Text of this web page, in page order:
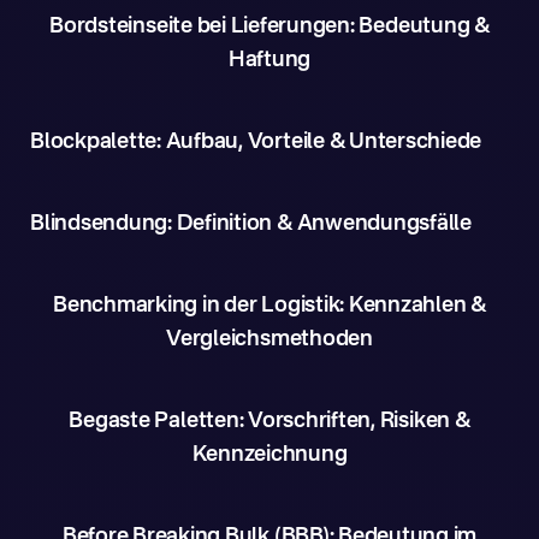
Bordsteinseite bei Lieferungen: Bedeutung &
Haftung
Blockpalette: Aufbau, Vorteile & Unterschiede
Blindsendung: Definition & Anwendungsfälle
Benchmarking in der Logistik: Kennzahlen &
Vergleichsmethoden
Begaste Paletten: Vorschriften, Risiken &
Kennzeichnung